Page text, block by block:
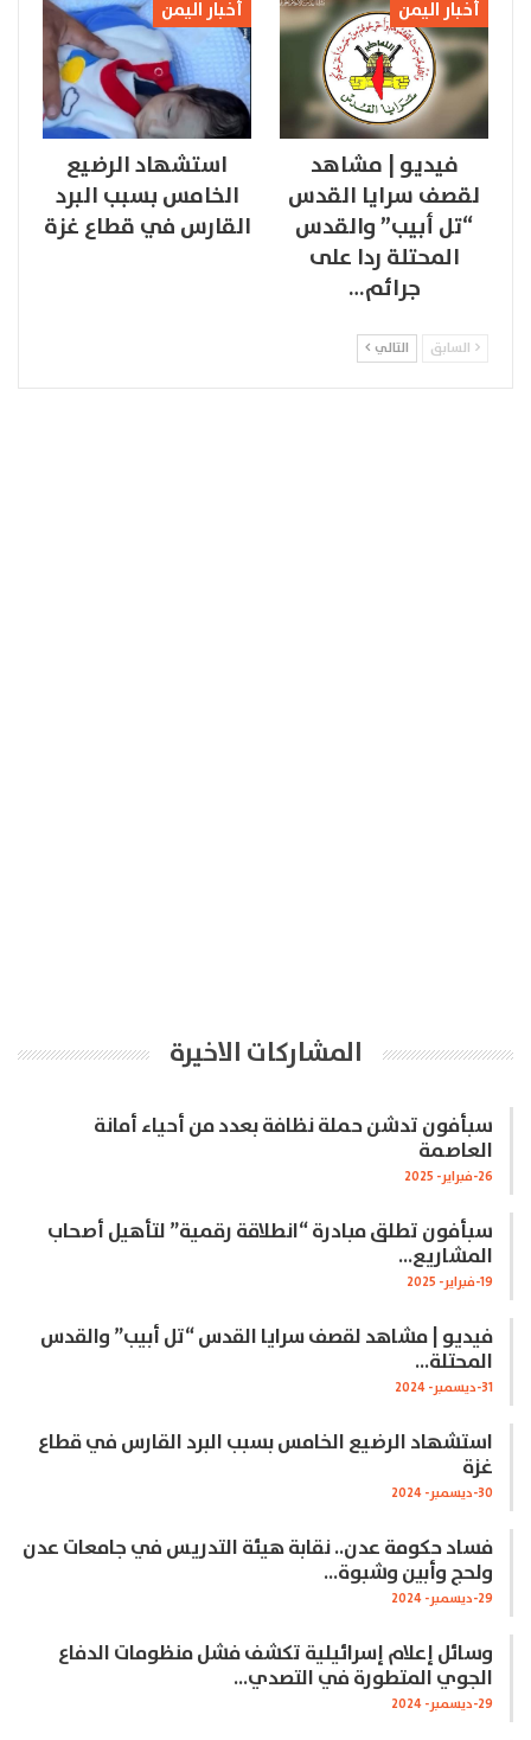
أخبار اليمن
فيديو | مشاهد
لقصف سرايا القدس
“تل أبيب” والقدس
المحتلة ردا على
جرائم…
أخبار اليمن
استشهاد الرضيع
الخامس بسبب البرد
القارس في قطاع غزة
السابق التالي
المشاركات الاخيرة
سبأفون تدشن حملة نظافة بعدد من أحياء أمانة
العاصمة
26-فبراير- 2025
سبأفون تطلق مبادرة “انطلاقة رقمية” لتأهيل أصحاب
المشاريع…
19-فبراير- 2025
فيديو | مشاهد لقصف سرايا القدس “تل أبيب” والقدس
المحتلة…
31-ديسمبر- 2024
استشهاد الرضيع الخامس بسبب البرد القارس في قطاع
غزة
30-ديسمبر- 2024
فساد حكومة عدن.. نقابة هيئة التدريس في جامعات عدن
ولحج وأبين وشبوة…
29-ديسمبر- 2024
وسائل إعلام إسرائيلية تكشف فشل منظومات الدفاع
الجوي المتطورة في التصدي…
29-ديسمبر- 2024